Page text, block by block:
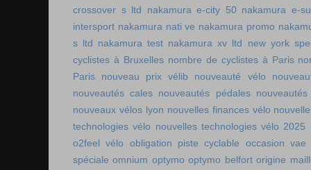
crossover s ltd
nakamura e-city 50 nakamura e-
intersport nakamura nati ve nakamura promo
s ltd nakamura test nakamura xv ltd
new york
cyclistes à Bruxelles nombre de cyclistes à Paris
Paris
nouveau prix vélib nouveauté vélo
nouveautés cales nouveautés pédales
nouveaux vélos lyon nouvelles finances vélo
technologies vélo nouvelles technologies vélo 2025
o2feel vélo
obligation piste cyclable
occasion vae
spéciale omnium optymo optymo belfort origine